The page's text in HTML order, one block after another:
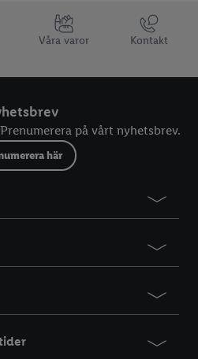
Våra varor Kontakt
på vårt nyhetsbrev.
här